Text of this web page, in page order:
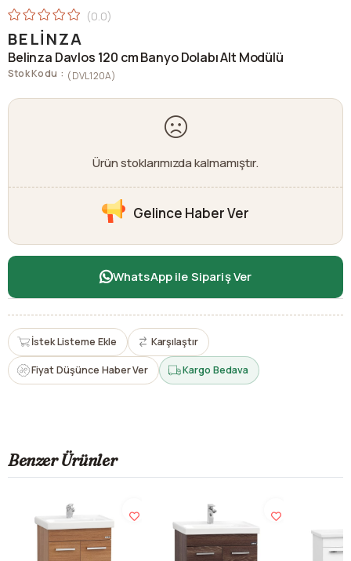
0.0
BELINZA
Belinza Davlos 120 cm Banyo Dolabı Alt Modülü
Stok Kodu (DVL120A)
Ürün stoklarımızda kalmamıştır.
Gelince Haber Ver
WhatsApp ile Sipariş Ver
İstek Listeme Ekle Karşılaştır
Fiyat Düşünce Haber Ver Kargo Bedava
Benzer Ürünler